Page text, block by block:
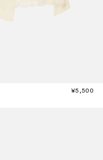
¥5,500